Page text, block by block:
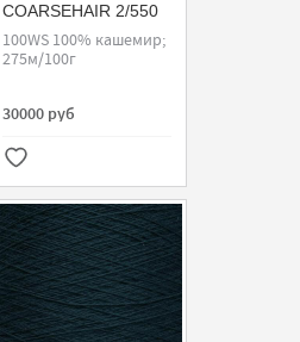
COARSEHAIR 2/550
Loro Piana
100WS 100% кашемир;
275м/100г
30000 руб